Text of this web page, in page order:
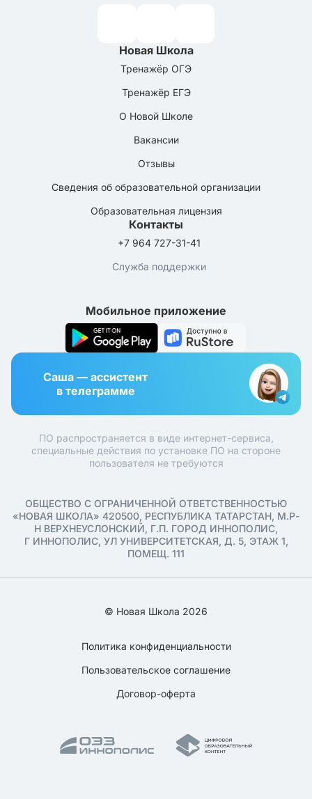
Новая Школа
Тренажёр ОГЭ
Тренажёр ЕГЭ
О Новой Школе
Вакансии
Отзывы
Сведения об образовательной организации
Образовательная лицензия
Контакты
+7 964 727-31-41
Служба поддержки
Мобильное приложение
Саша — ассистент
в телеграмме
ПО распространяется в виде интернет-сервиса,
специальные действия по установке ПО на стороне
пользователя не требуются
ОБЩЕСТВО С ОГРАНИЧЕННОЙ ОТВЕТСТВЕННОСТЬЮ
«НОВАЯ ШКОЛА» 420500, РЕСПУБЛИКА ТАТАРСТАН, М.Р-
Н ВЕРХНЕУСЛОНСКИЙ, Г.П. ГОРОД ИННОПОЛИС,
Г ИННОПОЛИС, УЛ УНИВЕРСИТЕТСКАЯ, Д. 5, ЭТАЖ 1,
ПОМЕЩ. 111
© Новая Школа 2026
Политика конфиденциальности
Пользовательское соглашение
Договор-оферта